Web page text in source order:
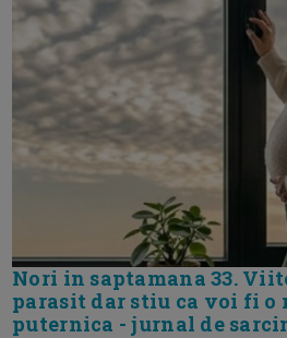
Nori in saptamana 33.
parasit dar stiu ca voi fi o
puternica - jurnal de